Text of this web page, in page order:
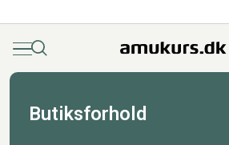
MenuSøg
Butiksforhold